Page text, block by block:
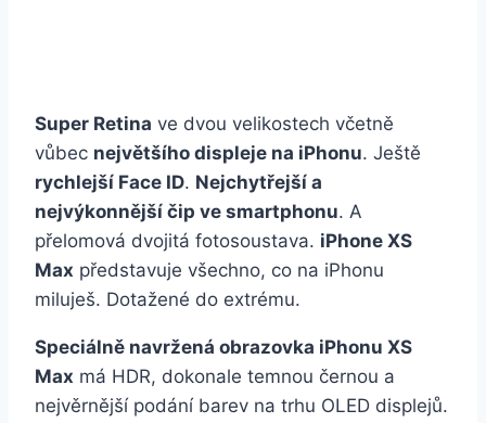
Super Retina ve dvou velikostech včetně
vůbec největšího displeje na iPhonu. Ještě
rychlejší Face ID. Nejchytřejší a
nejvýkonnější čip ve smartphonu. A
přelomová dvojitá fotosoustava. iPhone XS
Max představuje všechno, co na iPhonu
miluješ. Dotažené do extrému.
Speciálně navržená obrazovka iPhonu XS
Max má HDR, dokonale temnou černou a
nejvěrnější podání barev na trhu OLED displejů.